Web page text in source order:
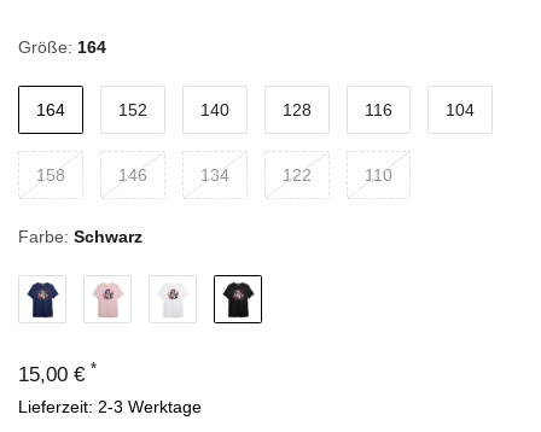
Größe: 164
164 152 140 128 116 104
158 146 134 122 110
Farbe: Schwarz
15,00 € *
Lieferzeit: 2-3 Werktage